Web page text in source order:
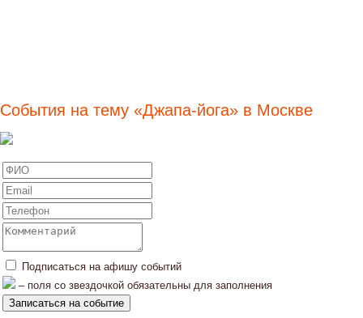
События на тему «Джапа-йога» в Москве
Подписаться на афишу событий
– поля со звездочкой обязательны для заполнения